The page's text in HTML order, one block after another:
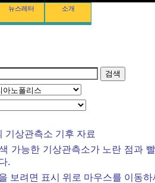
뉴스레터 소개
기상관측소 기후 자료
가능한 기상관측소가 노란 점과
.
보려면 표시 위로 마우스를 이동하